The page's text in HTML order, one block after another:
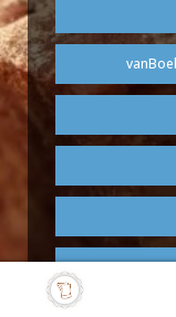
Back to index